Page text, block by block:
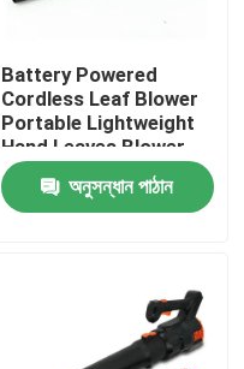
Battery Powered
Cordless Leaf Blower
Portable Lightweight
Hand Leaves Blower
for Easy Cleaning
অনুসন্ধান পাঠান